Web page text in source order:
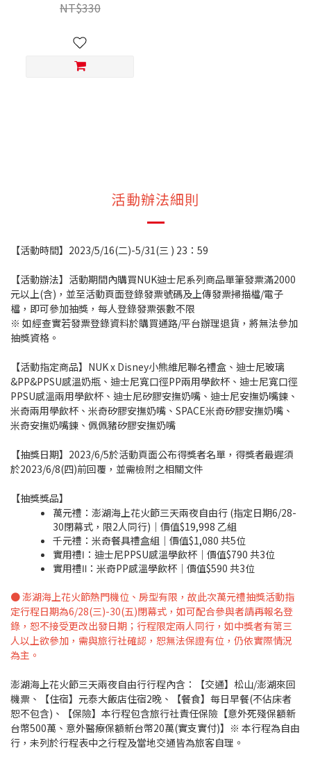
NT$330
活動辦法細則
【活動時間】2023/5/16(二)-5/31(三 ) 23：59
【活動辦法】活動期間內購買NUK迪士尼系列商品單筆發票滿2000
元以上(含)，並至活動頁面登錄發票號碼及上傳發票掃描檔/電子
檔，即可參加抽獎，每人登錄發票張數不限
※ 如經查實若發票登錄資料於購買通路/平台辦理退貨，將無法參加
抽獎資格。
【活動指定商品】NUK x Disney小熊維尼聯名禮盒、迪士尼玻璃
&PP&PPSU感溫奶瓶、迪士尼寬口徑PP兩用學飲杯、迪士尼寬口徑
PPSU感溫兩用學飲杯、迪士尼矽膠安撫奶嘴、迪士尼安撫奶嘴鍊、
米奇兩用學飲杯、米奇矽膠安撫奶嘴、SPACE米奇矽膠安撫奶嘴、
米奇安撫奶嘴鍊、佩佩豬矽膠安撫奶嘴
【抽獎日期】2023/6/5於活動頁面公布得獎者名單，得獎者最遲須
於2023/6/8(四)前回覆，並需檢附之相關文件
【抽獎獎品】
萬元禮：澎湖海上花火節三天兩夜自由行 (指定日期6/28-
30閉幕式，限2人同行)｜價值$19,998 乙組
千元禮：米奇餐具禮盒組｜價值$1,080 共5位
實用禮Ⅰ：迪士尼PPSU感溫學飲杯｜價值$790 共3位
實用禮Ⅱ：米奇PP感溫學飲杯｜價值$590 共3位
● 澎湖海上花火節熱門機位、房型有限，故此次萬元禮抽獎活動指
定行程日期為6/28(三)-30(五)閉幕式，如可配合參與者請再報名登
錄，恕不接受更改出發日期；行程限定兩人同行，如中獎者有第三
人以上欲參加，需與旅行社確認，恕無法保證有位，仍依實際情況
為主。
澎湖海上花火節三天兩夜自由行行程內含：【交通】松山/澎湖來回
機票、【住宿】元泰大飯店住宿2晚、【餐食】每日早餐(不佔床者
恕不包含)、【保險】本行程包含旅行社責任保險【意外死殘保額新
台幣500萬、意外醫療保額新台幣20萬(實支實付)】※ 本行程為自由
行，未列於行程表中之行程及當地交通皆為旅客自理。